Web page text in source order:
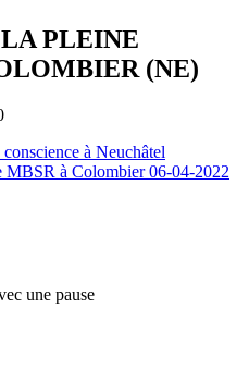
PLEINE
(NE)
à Neuchâtel
MBSR à Colombier 06-04-2022
une pause